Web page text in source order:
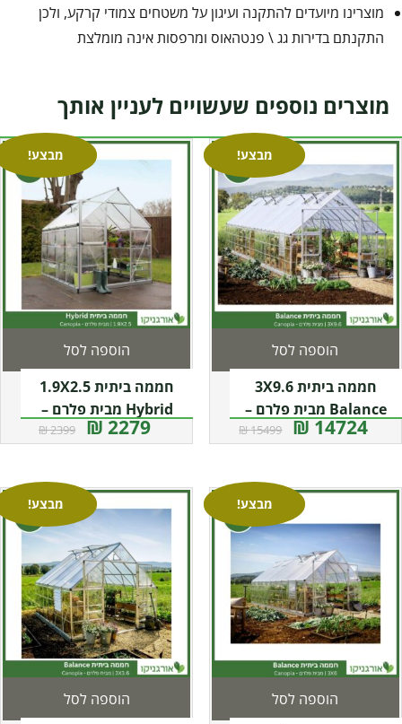
מוצרינו מיועדים להתקנה ועיגון על משטחים צמודי קרקע, ולכן
התקנתם בדירות גג \ פנטהאוס ומרפסות אינה מומלצת
מוצרים נוספים שעשויים לעניין אותך
מבצע!
חממה ביתית 3X9.6
Balance מבית פלרם –
Canopia
14724 ₪
15499 ₪
הוספה לסל
מבצע!
חממה ביתית 1.9X2.5
Hybrid מבית פלרם –
Canopia
2279 ₪
2399 ₪
הוספה לסל
מבצע!
הוספה לסל
מבצע!
הוספה לסל